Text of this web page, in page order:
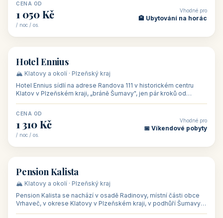
CENA OD
1 050 Kč
/ noc / os.
Vhodné pro
🏨 Ubytování na horác
🏨 hotel
Hotel Ennius
🏔️ Klatovy a okolí · Plzeňský kraj
Hotel Ennius sídlí na adrese Randova 111 v historickém centru
Klatov v Plzeňském kraji, „bráně Šumavy", jen pár kroků od
CENA OD
1 310 Kč
/ noc / os.
Vhodné pro
📅 Víkendové pobyty
🏡 penzion
Pension Kalista
🏔️ Klatovy a okolí · Plzeňský kraj
Pension Kalista se nachází v osadě Radinovy, místní části obce
Vrhaveč, v okrese Klatovy v Plzeňském kraji, v podhůří Šumavy